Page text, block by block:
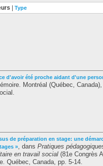
Type
d'avoir été proche aidant d'une
Montréal (Québec, Canada),
de préparation en stage: une
», dans Pratiques
en travail social (81e Congrès
. Québec, Canada, pp. 5-14.